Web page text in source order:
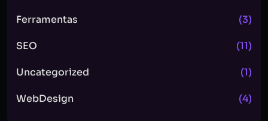
Ferramentas (3)
SEO (11)
Uncategorized (1)
WebDesign (4)